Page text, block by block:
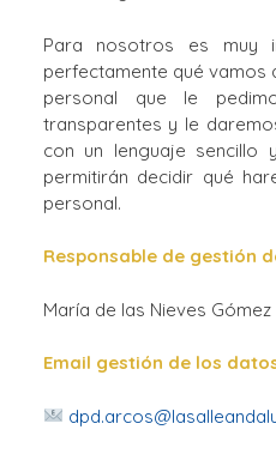
Para nosotros es muy
perfectamente qué vamos
personal que le
transparentes y le
con un lenguaje sencillo
permitirán decidir qué
personal.
Responsable de gestión
María de las Nieves Gómez
Email gestión de los